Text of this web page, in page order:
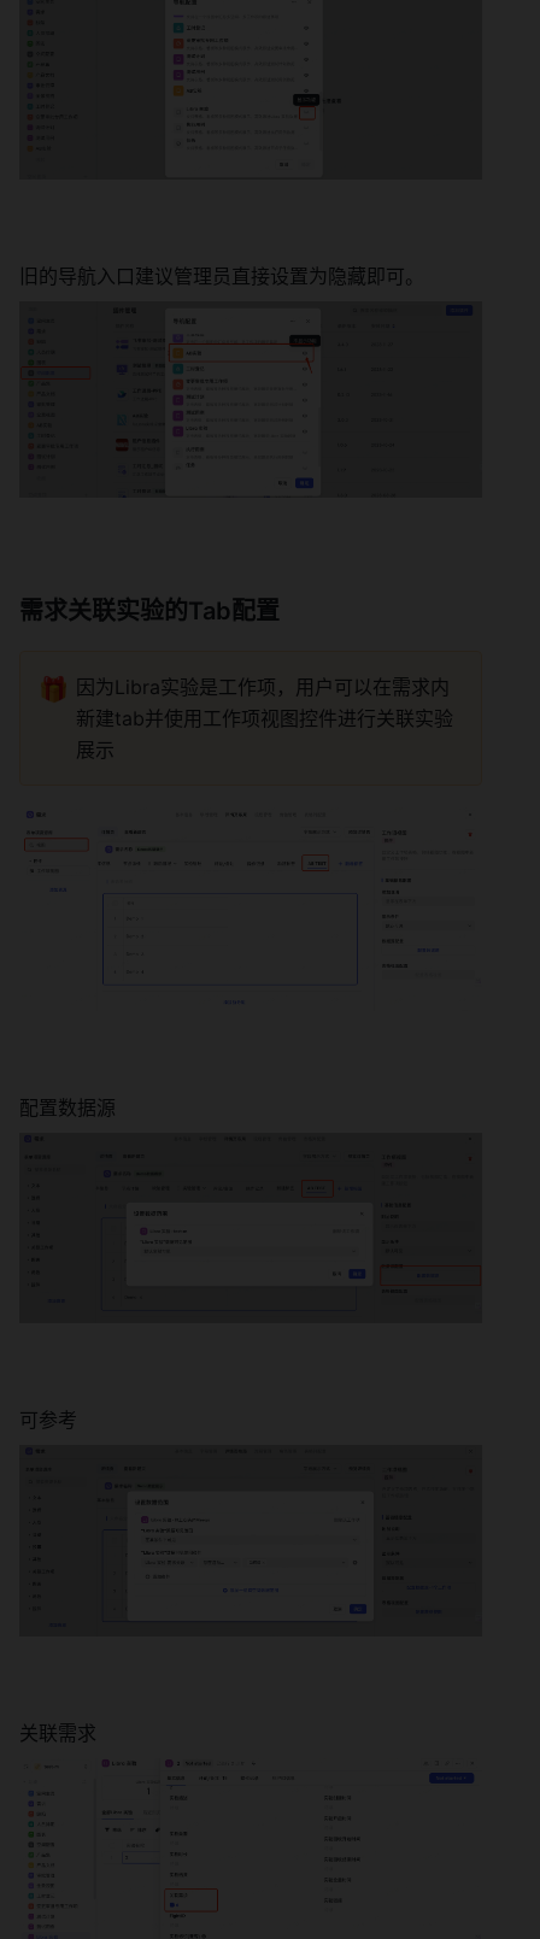
旧的导航入口建议管理员直接设置为隐藏即可。
需求关联实验的Tab配置
🎁 因为Libra实验是工作项，用户可以在需求内
新建tab并使用工作项视图控件进行关联实验
展示
配置数据源
可参考
关联需求